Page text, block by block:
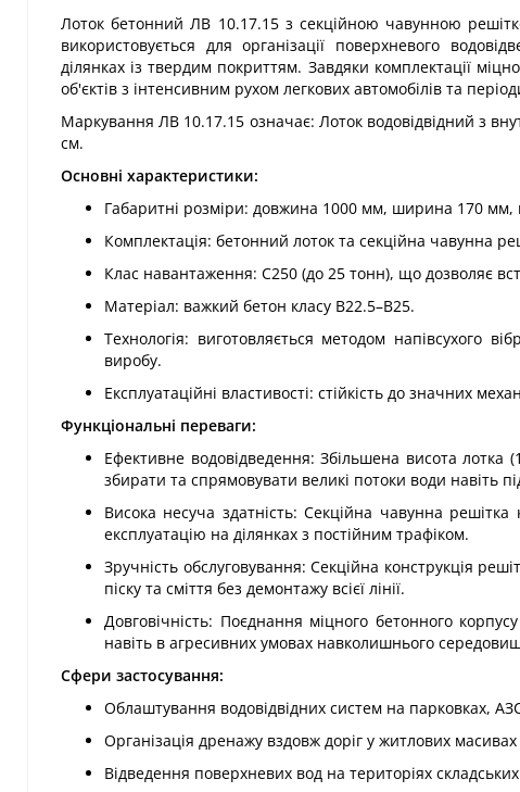
Лоток бетонний ЛВ 10.17.15 з секційною чавунною
використовується для організації поверхневого
ділянках із твердим покриттям. Завдяки комплектації
об'єктів з інтенсивним рухом легкових автомобілів та
Маркування ЛВ 10.17.15 означає: Лоток водовідвідний з
см.
Основні характеристики:
Габаритні розміри: довжина 1000 мм, ширина 170 мм,
Комплектація: бетонний лоток та секційна чавунна
Клас навантаження: С250 (до 25 тонн), що дозволяє
Матеріал: важкий бетон класу В22.5–В25.
Технологія: виготовляється методом напівсухого
виробу.
Експлуатаційні властивості: стійкість до значних
Функціональні переваги:
Ефективне водовідведення: Збільшена висота
збирати та спрямовувати великі потоки води навіть
Висока несуча здатність: Секційна чавунна
експлуатацію на ділянках з постійним трафіком.
Зручність обслуговування: Секційна конструкція
піску та сміття без демонтажу всієї лінії.
Довговічність: Поєднання міцного бетонного
навіть в агресивних умовах навколишнього
Сфери застосування:
Облаштування водовідвідних систем на парковках,
Організація дренажу вздовж доріг у житлових
Відведення поверхневих вод на територіях